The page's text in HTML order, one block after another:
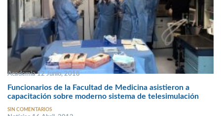
Academia 12 Junio, 2018
Funcionarios de la Facultad de Medicina asistieron a
capacitación sobre moderno sistema de telesimulación
SIN COMENTARIOS